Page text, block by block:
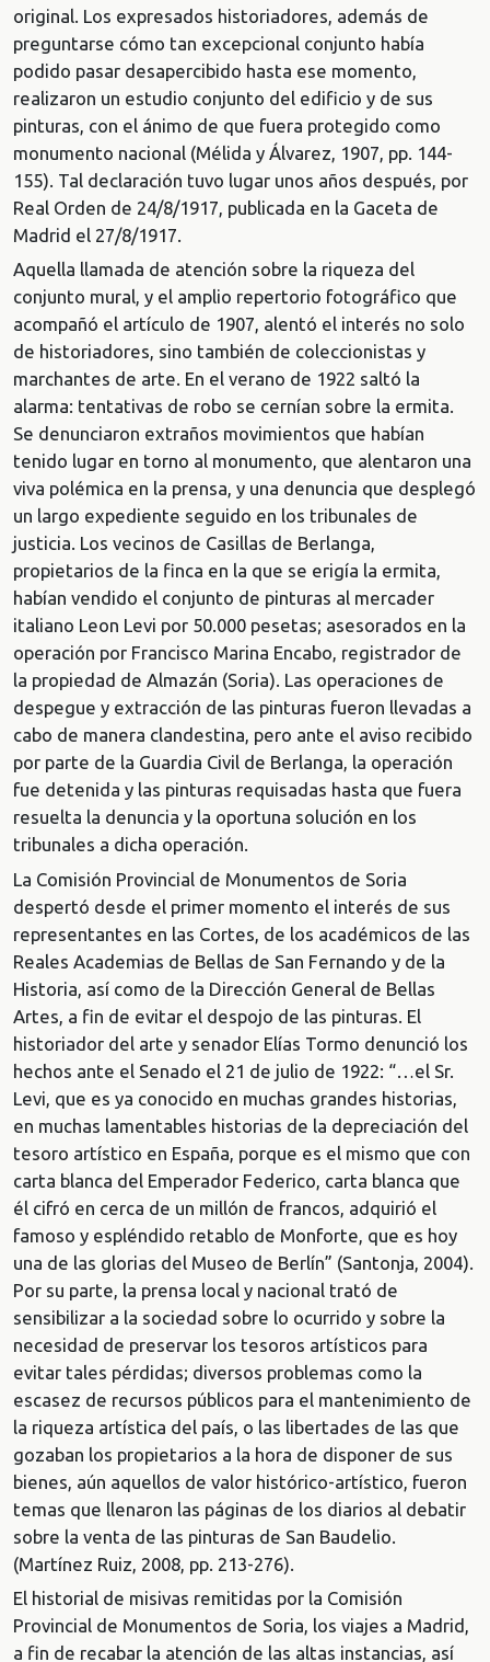
original. Los expresados historiadores, además de
preguntarse cómo tan excepcional conjunto había
podido pasar desapercibido hasta ese momento,
realizaron un estudio conjunto del edificio y de sus
pinturas, con el ánimo de que fuera protegido como
monumento nacional (Mélida y Álvarez, 1907, pp. 144-
155). Tal declaración tuvo lugar unos años después, por
Real Orden de 24/8/1917, publicada en la Gaceta de
Madrid el 27/8/1917.
Aquella llamada de atención sobre la riqueza del
conjunto mural, y el amplio repertorio fotográfico que
acompañó el artículo de 1907, alentó el interés no solo
de historiadores, sino también de coleccionistas y
marchantes de arte. En el verano de 1922 saltó la
alarma: tentativas de robo se cernían sobre la ermita.
Se denunciaron extraños movimientos que habían
tenido lugar en torno al monumento, que alentaron una
viva polémica en la prensa, y una denuncia que desplegó
un largo expediente seguido en los tribunales de
justicia. Los vecinos de Casillas de Berlanga,
propietarios de la finca en la que se erigía la ermita,
habían vendido el conjunto de pinturas al mercader
italiano Leon Levi por 50.000 pesetas; asesorados en la
operación por Francisco Marina Encabo, registrador de
la propiedad de Almazán (Soria). Las operaciones de
despegue y extracción de las pinturas fueron llevadas a
cabo de manera clandestina, pero ante el aviso recibido
por parte de la Guardia Civil de Berlanga, la operación
fue detenida y las pinturas requisadas hasta que fuera
resuelta la denuncia y la oportuna solución en los
tribunales a dicha operación.
La Comisión Provincial de Monumentos de Soria
despertó desde el primer momento el interés de sus
representantes en las Cortes, de los académicos de las
Reales Academias de Bellas de San Fernando y de la
Historia, así como de la Dirección General de Bellas
Artes, a fin de evitar el despojo de las pinturas. El
historiador del arte y senador Elías Tormo denunció los
hechos ante el Senado el 21 de julio de 1922: “…el Sr.
Levi, que es ya conocido en muchas grandes historias,
en muchas lamentables historias de la depreciación del
tesoro artístico en España, porque es el mismo que con
carta blanca del Emperador Federico, carta blanca que
él cifró en cerca de un millón de francos, adquirió el
famoso y espléndido retablo de Monforte, que es hoy
una de las glorias del Museo de Berlín” (Santonja, 2004).
Por su parte, la prensa local y nacional trató de
sensibilizar a la sociedad sobre lo ocurrido y sobre la
necesidad de preservar los tesoros artísticos para
evitar tales pérdidas; diversos problemas como la
escasez de recursos públicos para el mantenimiento de
la riqueza artística del país, o las libertades de las que
gozaban los propietarios a la hora de disponer de sus
bienes, aún aquellos de valor histórico-artístico, fueron
temas que llenaron las páginas de los diarios al debatir
sobre la venta de las pinturas de San Baudelio.
(Martínez Ruiz, 2008, pp. 213-276).
El historial de misivas remitidas por la Comisión
Provincial de Monumentos de Soria, los viajes a Madrid,
a fin de recabar la atención de las altas instancias, así